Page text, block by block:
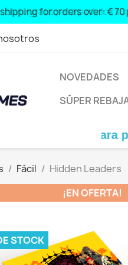
for orders over: €
NOVEDADES
SÚPER
para pedidos
Fácil
Hidden Leaders
¡EN OFERTA!
STOCK